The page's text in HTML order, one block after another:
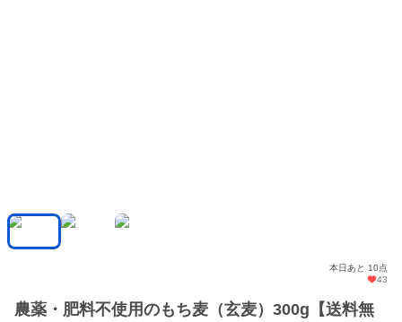
本日あと 10点
43
農薬・肥料不使用のもち麦（玄麦）300g【送料無